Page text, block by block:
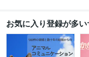
お気に入り登録が多